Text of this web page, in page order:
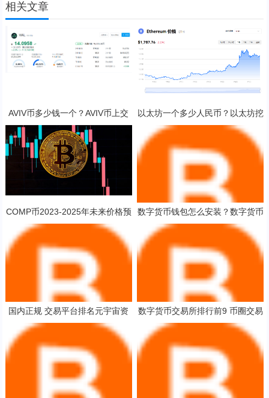
相关文章
AVIV币多少钱一个？AVIV币上交
易所了吗？
以太坊一个多少人民币？以太坊挖
矿一天收益多少？
COMP币2023-2025年未来价格预
测 对长线持有是否值得？
数字货币钱包怎么安装？数字货币
钱包新手使用教程
国内正规 交易平台排名元宇宙资
讯 中国八大公认的虚拟货币
数字货币交易所排行前9 币圈交易
平台排行